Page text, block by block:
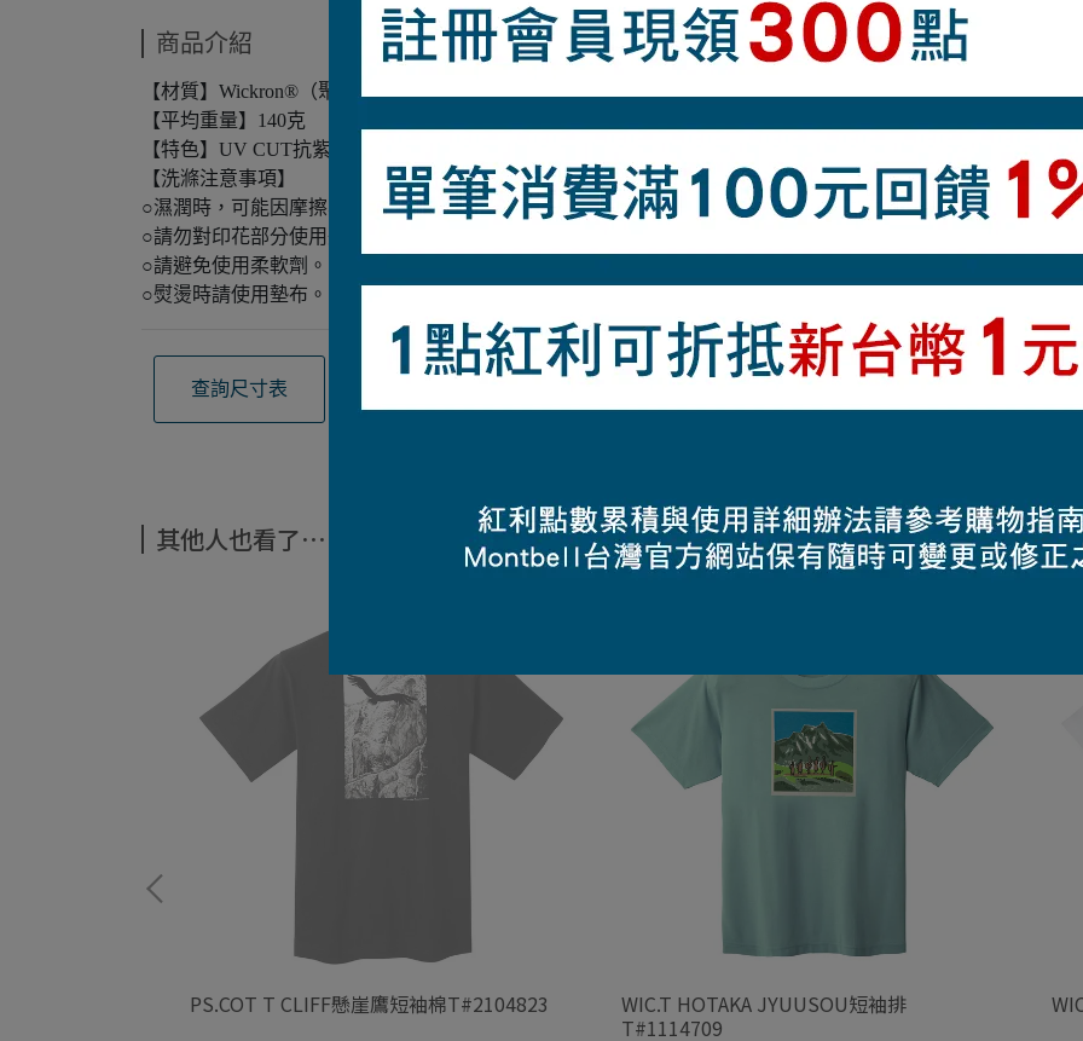
商品介紹
【材質】Wickron®（聚酯纖維）
【平均重量】140克
【特色】UV CUT抗紫外線 / 光觸媒抗臭
【洗滌注意事項】
○濕潤時，可能因摩擦導致印花顏色脫落，請勿揉搓或摩擦印花部分。
○請勿對印花部分使用熨斗。
○請避免使用柔軟劑。
○熨燙時請使用墊布。
查詢尺寸表
其他人也看了⋯
PS.COT T CLIFF懸崖鷹短袖棉T#2104823
WIC.T HOTAKA JYUUSOU短袖排
T#1114709